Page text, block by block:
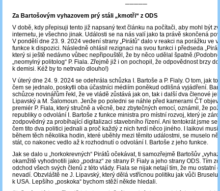
─────
Za Bartošovým vyhazovem prý stáli „kmotři“ z ODS
V době, kdy přepisuji tento již napsaný text článku na počítači, aby mohl být
internetu, je všechno jinak. Události se na nás valí jako ta právě skončená
V pondělí dne 23. 9. 2024 vedení strany „Pirátů“ dalo v reakci na porážku ve
funkce k dispozici. Následně ohlásil rezignaci na svou funkci i předseda
který si ještě nedávno vůbec nepřipouštěl, že by něco udělal
„neomylný politolog“ P. Fiala. Zřejmě již i on pochopil, že odpovědnost brzy
k demisi. Kéž by to netrvalo dlouho!)
V úterý dne 24. 9. 2024 se odehrála schůzka I. Bartoše a P. Fialy. O tom, jak
čem se jednalo, poskytli oba účastníci médiím poněkud odlišná vyjádření.
schůzce novinářům řekl, že ve vládě zůstává jak on, tak i další dva členové
Lipavský a M. Šalomoun. Jenže po poledni se náhle před kamerami ČT
premiér P. Fiala, který stručně a věcně, bez zbytečných emocí, oznámil, že
republiky o odvolání I. Bartoše z funkce ministra pro místní rozvoj, který je
zodpovědný za probíhající digitalizaci stavebního řízení. Ani tentokrát jsme se
čem tito dva politici jednali a proč každý z nich tvrdí něco jiného. I laikovi musí
během těch několika hodin, které uběhly mezi těmito událostmi, se muselo
stát, co nakonec vedlo až k rozhodnutí o odvolání I. Bartoše z jeho funkce.
Jak se dalo u „horkokrevných“ Pirátů očekávat, ti samozřejmě Bartošův
okamžitě vyhodnotili jako „podraz“ ze strany P. Fialy a jeho strany ODS. Tím
odchod všech svých členů z této vlády. Fiala se nijak netají tím, že mu ostatní
nevadí. Obzvláště ne J. Lipavský, který dělá vstřícnou politiku jak vůči
k USA. Lepšího „poskoka“ bychom stěží někde hledali.